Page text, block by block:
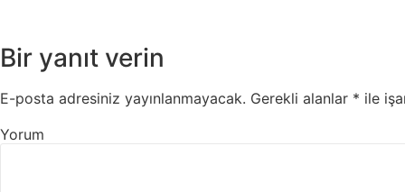
Bir yanıt verin
E-posta adresiniz yayınlanmayacak. Gerekli alanlar * ile
Yorum